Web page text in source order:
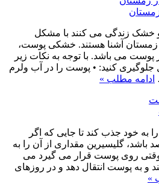
خشک زندگی می کنند با مشکل
آشنا هستند. خشکی پوست،
می باشد. با توجه به نکات زیر
جلوگیری کنید: • پوست را در آب ولرم
ادامه مطلب »
به خود جذب کند تا جایی که اگر
هوا بیشتر از 70 درصد باشد، گلیسیرین مقداری از آن را به
وقتی روی پوست قرار می گیرد می
و به پوست انتقال دهد و در روزهای
»